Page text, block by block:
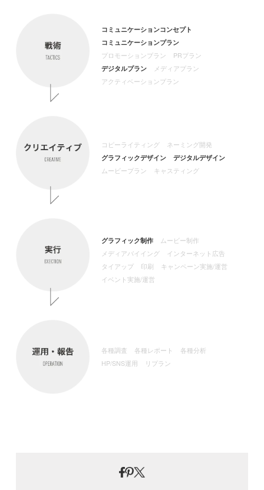
コミュニケーションコンセプト
コミュニケーションプラン
プロモーションプラン
PRプラン
デジタルプラン
メディアプラン
アクティベーションプラン
コピーライティング
ネーミング開発
グラフィックデザイン
デジタルデザイン
ムービープラン
キャスティング
グラフィック制作
ムービー制作
メディアバイイング
インターネット広告
タイアップ
印刷 キャンペーン実施/運営
イベント実施/運営
各種調査 各種レポート
各種分析
HP/SNS運用
リプラン